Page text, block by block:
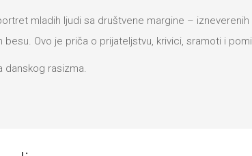
mladih ljudi sa društvene margine –
Ovo je priča o prijateljstvu, krivici, sramoti i
danskog rasizma.